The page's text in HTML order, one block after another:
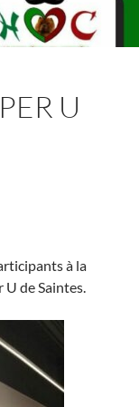
U
à la
U de Saintes.